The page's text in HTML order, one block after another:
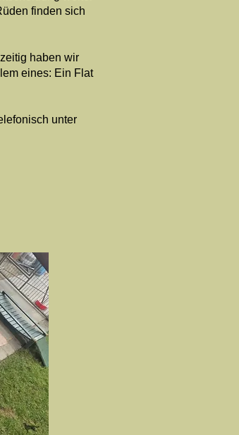
finden sich
haben wir
eines: Ein Flat
unter